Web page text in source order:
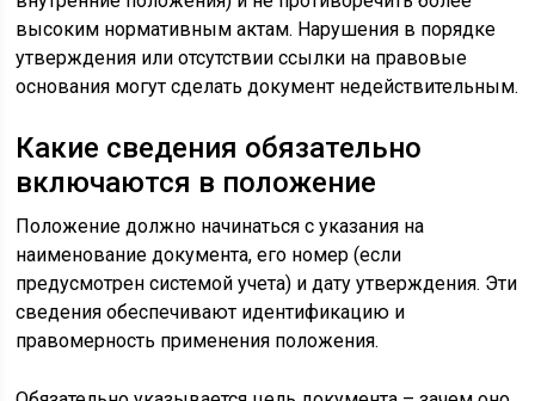
высоким нормативным актам. Нарушения в порядке
утверждения или отсутствии ссылки на правовые
основания могут сделать документ недействительным.
Какие сведения обязательно
включаются в положение
Положение должно начинаться с указания на
наименование документа, его номер (если
предусмотрен системой учета) и дату утверждения. Эти
сведения обеспечивают идентификацию и
правомерность применения положения.